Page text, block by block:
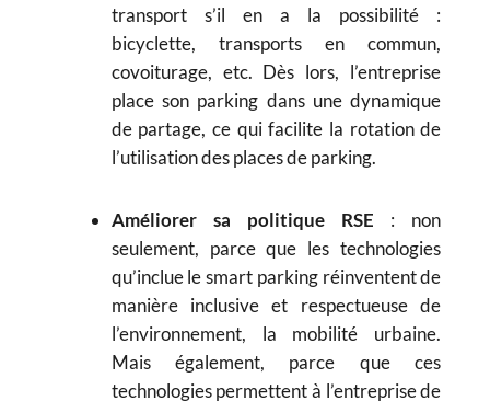
transport s’il en a la possibilité :
bicyclette, transports en commun,
covoiturage, etc. Dès lors, l’entreprise
place son parking dans une dynamique
de partage, ce qui facilite la rotation de
l’utilisation des places de parking.
Améliorer sa politique RSE : non
seulement, parce que les technologies
qu’inclue le smart parking réinventent de
manière inclusive et respectueuse de
l’environnement, la mobilité urbaine.
Mais également, parce que ces
technologies permettent à l’entreprise de